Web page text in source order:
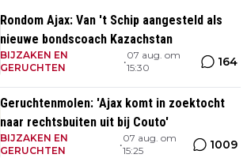
Rondom Ajax: Van 't Schip aangesteld als
nieuwe bondscoach Kazachstan
BIJZAKEN EN
GERUCHTEN
•
07 aug. om
15:30
164
Geruchtenmolen: 'Ajax komt in zoektocht
naar rechtsbuiten uit bij Couto'
BIJZAKEN EN
GERUCHTEN
•
07 aug. om
15:25
1009